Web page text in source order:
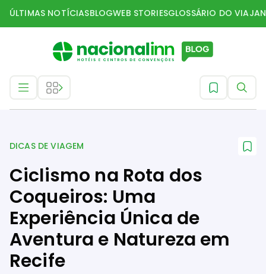
ÚLTIMAS NOTÍCIASBLOGWEB STORIESGLOSSÁRIO DO
DICAS DE VIAGEM
Ciclismo na Rota dos
Coqueiros: Uma
Experiência Única de
Aventura e Natureza em
Recife